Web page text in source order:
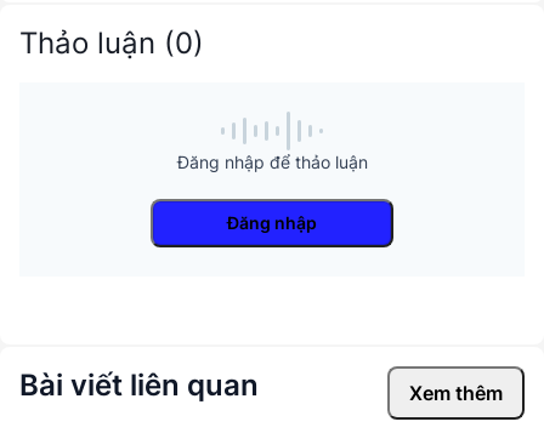
Thảo luận (0)
Đăng nhập để thảo luận
Đăng nhập
Bài viết liên quan Xem thêm